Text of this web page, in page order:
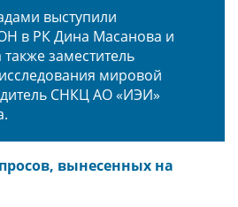
выступили
в РК Дина Масанова и
заместитель
мировой
СНКЦ АО «ИЭИ»
вынесенных на